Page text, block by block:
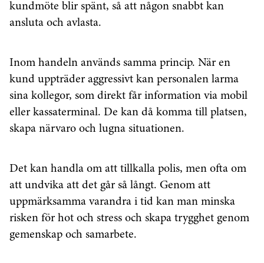
kundmöte blir spänt, så att någon snabbt kan
ansluta och avlasta.
Inom handeln används samma princip. När en
kund uppträder aggressivt kan personalen larma
sina kollegor, som direkt får information via mobil
eller kassaterminal. De kan då komma till platsen,
skapa närvaro och lugna situationen.
Det kan handla om att tillkalla polis, men ofta om
att undvika att det går så långt. Genom att
uppmärksamma varandra i tid kan man minska
risken för hot och stress och skapa trygghet genom
gemenskap och samarbete.